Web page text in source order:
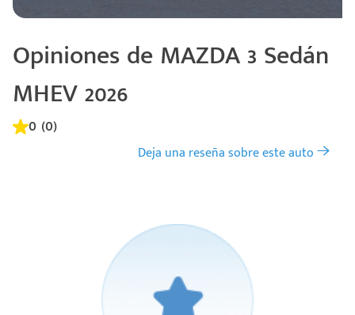
Opiniones de MAZDA 3 Sedán
MHEV 2026
0 (0)
Deja una reseña sobre este auto